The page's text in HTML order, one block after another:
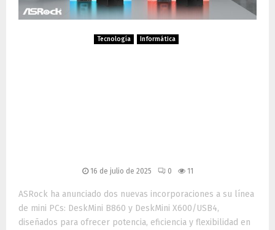
Tecnología Informática
16 de julio de 2025 0 11
ASRock ha anunciado dos nuevas incorporaciones a su línea
de mini PCs: DeskMini B860 y DeskMini X600/USB4,
diseñados para ofrecer potencia, eficiencia y flexibilidad en